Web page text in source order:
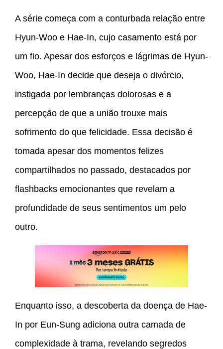
A série começa com a conturbada relação entre
Hyun-Woo e Hae-In, cujo casamento está por
um fio. Apesar dos esforços e lágrimas de Hyun-
Woo, Hae-In decide que deseja o divórcio,
instigada por lembranças dolorosas e a
percepção de que a união trouxe mais
sofrimento do que felicidade. Essa decisão é
tomada apesar dos momentos felizes
compartilhados no passado, destacados por
flashbacks emocionantes que revelam a
profundidade de seus sentimentos um pelo
outro.
Enquanto isso, a descoberta da doença de Hae-
In por Eun-Sung adiciona outra camada de
complexidade à trama, revelando segredos